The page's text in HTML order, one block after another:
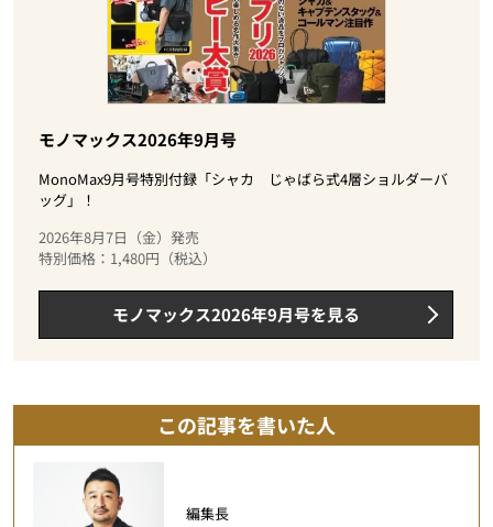
モノマックス2026年9月号
MonoMax9月号特別付録「シャカ じゃばら式4層ショルダーバ
ッグ」！
2026年8月7日（金）発売
特別価格：1,480円（税込）
モノマックス2026年9月号を見る
この記事を書いた人
編集長